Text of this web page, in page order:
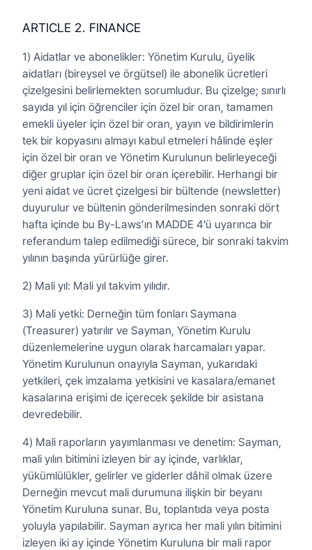
ARTICLE 2. FINANCE
1) Aidatlar ve abonelikler: Yönetim Kurulu, üyelik
aidatları (bireysel ve örgütsel) ile abonelik ücretleri
çizelgesini belirlemekten sorumludur. Bu çizelge; sınırlı
sayıda yıl için öğrenciler için özel bir oran, tamamen
emekli üyeler için özel bir oran, yayın ve bildirimlerin
tek bir kopyasını almayı kabul etmeleri hâlinde eşler
için özel bir oran ve Yönetim Kurulunun belirleyeceği
diğer gruplar için özel bir oran içerebilir. Herhangi bir
yeni aidat ve ücret çizelgesi bir bültende (newsletter)
duyurulur ve bültenin gönderilmesinden sonraki dört
hafta içinde bu By-Laws’ın MADDE 4’ü uyarınca bir
referandum talep edilmediği sürece, bir sonraki takvim
yılının başında yürürlüğe girer.
2) Mali yıl: Mali yıl takvim yılıdır.
3) Mali yetki: Derneğin tüm fonları Saymana
(Treasurer) yatırılır ve Sayman, Yönetim Kurulu
düzenlemelerine uygun olarak harcamaları yapar.
Yönetim Kurulunun onayıyla Sayman, yukarıdaki
yetkileri, çek imzalama yetkisini ve kasalara/emanet
kasalarına erişimi de içerecek şekilde bir asistana
devredebilir.
4) Mali raporların yayımlanması ve denetim: Sayman,
mali yılın bitimini izleyen bir ay içinde, varlıklar,
yükümlülükler, gelirler ve giderler dâhil olmak üzere
Derneğin mevcut mali durumuna ilişkin bir beyanı
Yönetim Kuruluna sunar. Bu, toplantıda veya posta
yoluyla yapılabilir. Sayman ayrıca her mali yılın bitimini
izleyen iki ay içinde Yönetim Kuruluna bir mali rapor